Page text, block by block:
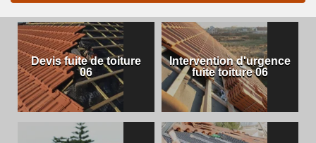
Devis fuite de toiture
06
Intervention d'urgence
fuite toiture 06